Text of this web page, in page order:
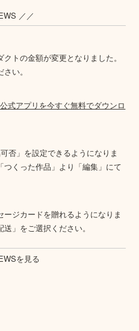
／／
トの金額が変更となりました。
い。
式アプリを今すぐ無料でダウンロ
否」を設定できるようになりま
つくった作品」より「編集」にて
ジカードを贈れるようになりま
」をご選択ください。
を見る